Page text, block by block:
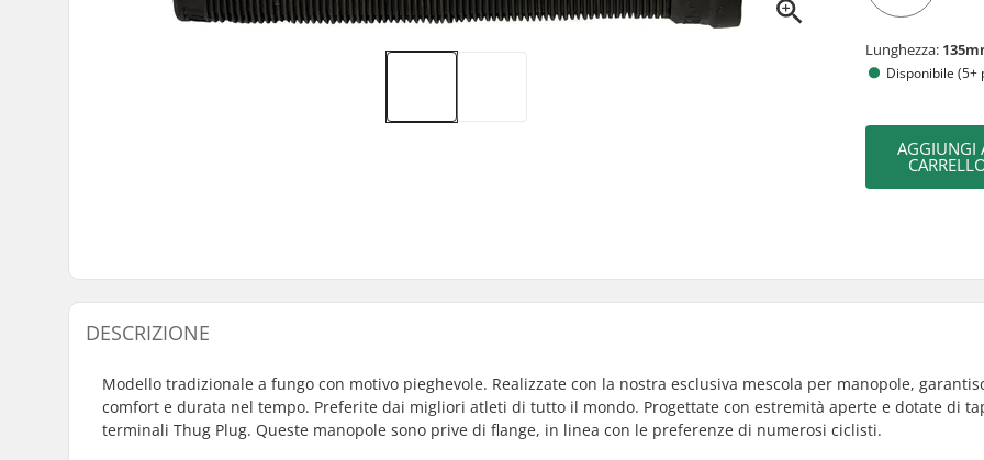
Lunghezza:
Disponibile (5+
AGGIUNGI
DESCRIZIONE
Modello tradizionale a fungo con motivo pieghevole. Realizzate con la nostra esclusiva mescola per manopole,
comfort e durata nel tempo. Preferite dai migliori atleti di tutto il mondo. Progettate con estremità aperte e dotate di
terminali Thug Plug. Queste manopole sono prive di flange, in linea con le preferenze di numerosi ciclisti.